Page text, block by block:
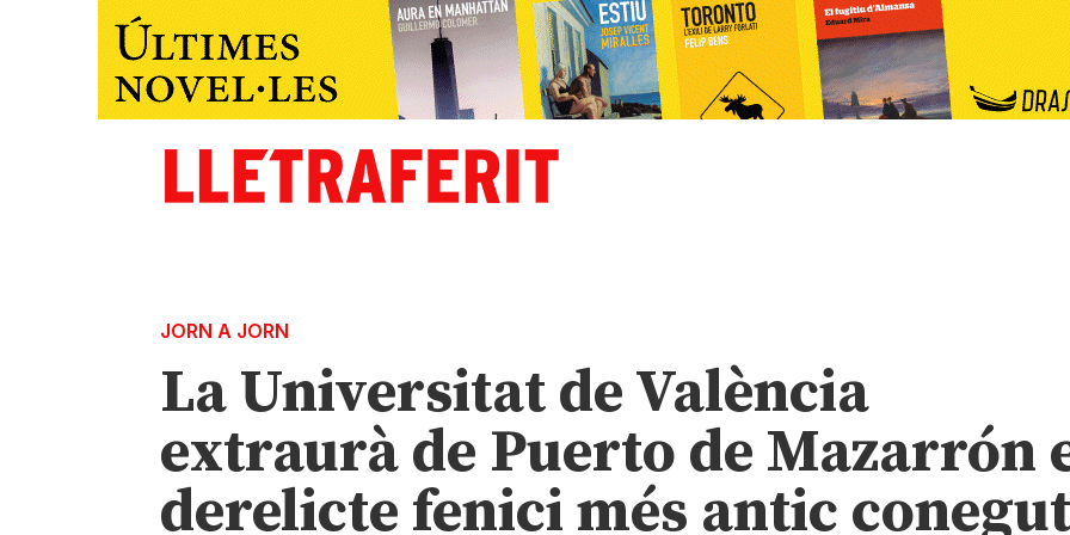
JORN A JORN
La Universitat de València
extraurà de Puerto de Mazarrón
derelicte fenici més antic